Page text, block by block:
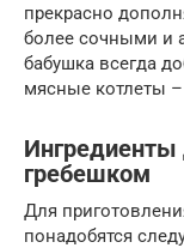
прекрасно
более сочными и
бабушка всегда
мясные котлеты
Ингредиенты
гребешком
Для
понадобятся